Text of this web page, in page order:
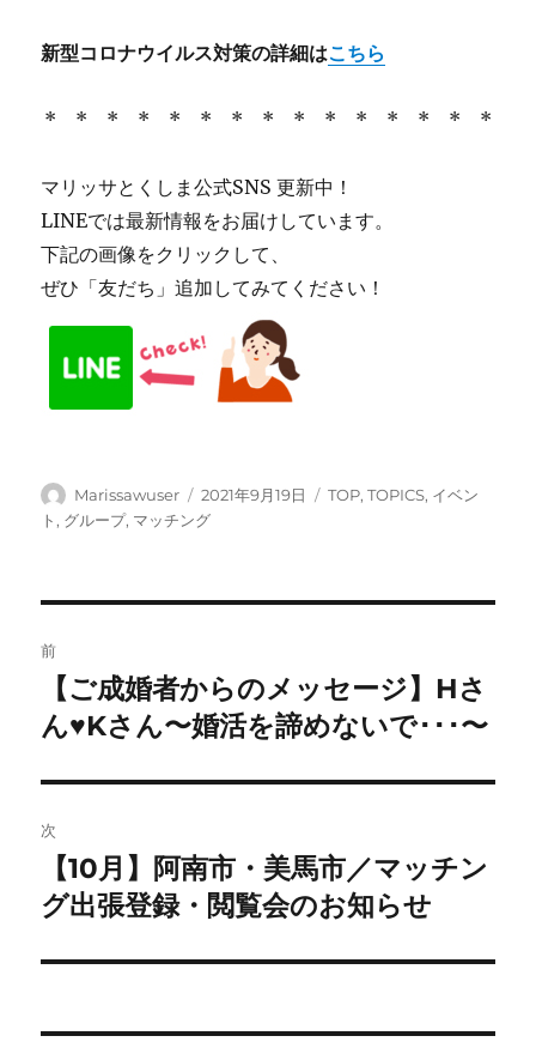
新型コロナウイルス対策の詳細はこちら
* * * * * * * * * * * * * * *
マリッサとくしま公式SNS 更新中！
LINEでは最新情報をお届けしています。
下記の画像をクリックして、
ぜひ「友だち」追加してみてください！
投
稿
Marissawuser
投
稿
2021年9月19日
カ
TOP,TOPICS, イベン
ト, グループ, マッチング
稿
ナ
ビ
ゲ
ー
シ
ン
前
の
稿:
【ご成婚者からのメッセージ】Hさ
ん♥Kさん〜婚活を諦めないで･･･〜
次
の
稿:
【10月】阿南市・美馬市／マッチン
グ出張登録・閲覧会のお知らせ